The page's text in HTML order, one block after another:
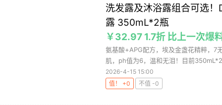
洗发露及沐浴露组合可选
露 350mL*2瓶
￥32.97 1.7折 比上一次爆
氨基酸+APG配方，埃及金盏花精粹，7
肌，ph值为6，温和无泪！目前
2026-4-15 15:00
值！ +0
不值 -0